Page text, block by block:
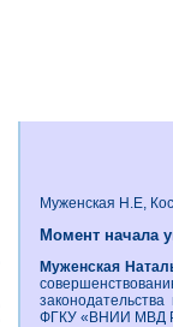
Муженская Н.Е,
Момент начала
Муженская
ФГКУ «ВНИИ МВД